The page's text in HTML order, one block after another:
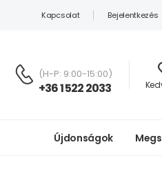
Kapcsolat Bejelentkezés
(H-P: 9:00-15:00)
+36 1 522 2033
Újdonságok